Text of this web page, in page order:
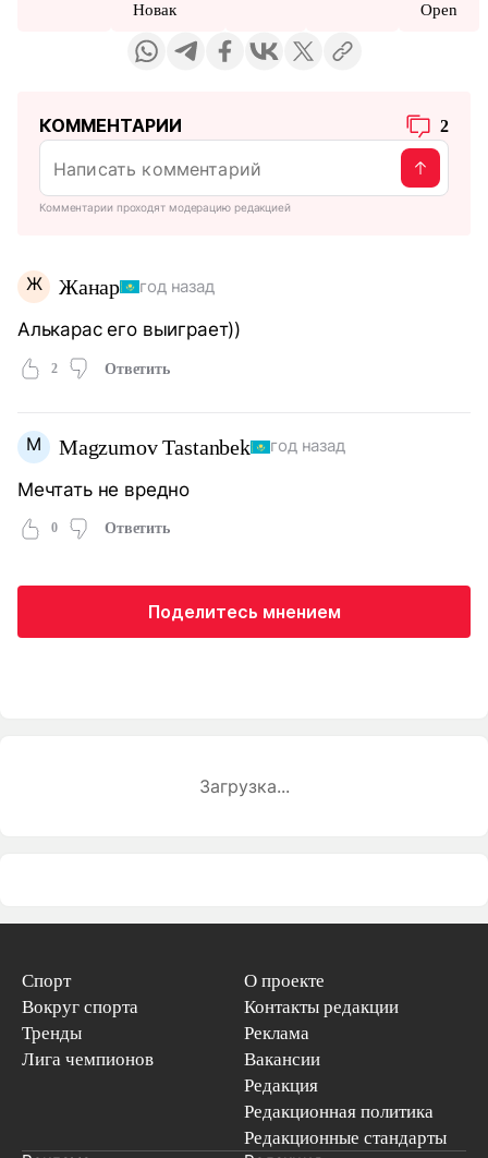
Новак
Open
КОММЕНТАРИИ 2
Комментарии проходят модерацию редакцией
Ж Жанар год назад
Алькарас его выиграет))
2 Ответить
M Magzumov Tastanbek год назад
Мечтать не вредно
0 Ответить
Поделитесь мнением
Загрузка...
Спорт
Вокруг спорта
Тренды
Лига чемпионов
О проекте
Контакты редакции
Реклама
Вакансии
Редакция
Редакционная политика
Редакционные стандарты